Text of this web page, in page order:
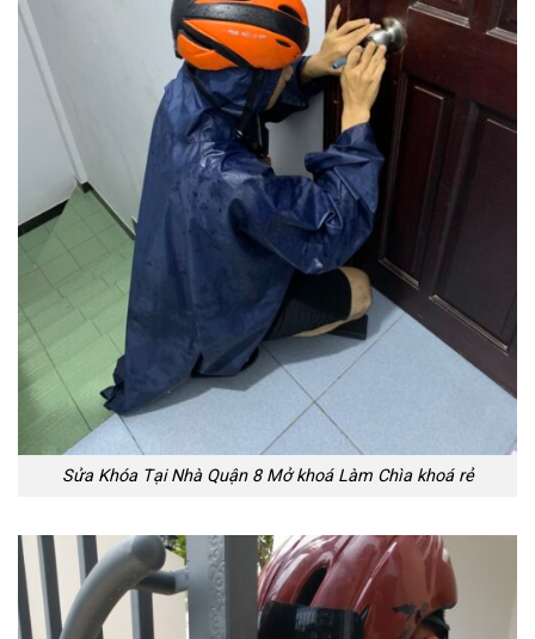
Sửa Khóa Tại Nhà Quận 8 Mở khoá Làm Chìa khoá rẻ